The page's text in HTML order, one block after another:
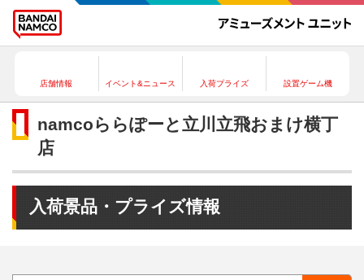
店舗情報 イベント&ニュース 入荷プライズ 設置ゲーム機
namcoららぽーと立川立飛おまけ横丁
店
入荷景品・プライズ情報